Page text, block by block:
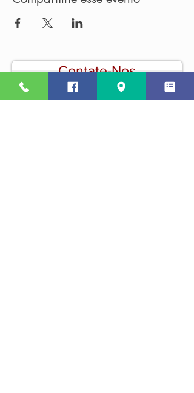
Contate-Nos
© 2019 MahoSaúde. Projetado por
MahoHealth